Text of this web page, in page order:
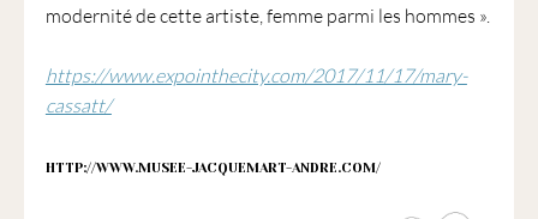
modernité de cette artiste, femme parmi les hommes ».
https://www.expointhecity.com/2017/11/17/mary-
cassatt/
HTTP://WWW.MUSEE-JACQUEMART-ANDRE.COM/